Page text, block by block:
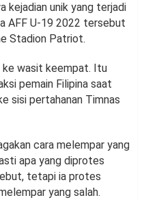
kejadian unik yang terjadi
AFF U-19 2022 tersebut
Stadion Patriot.
ke wasit keempat. Itu
pemain Filipina saat
sisi pertahanan Timnas
cara melempar yang
apa yang diprotes
tetapi ia protes
yang salah.